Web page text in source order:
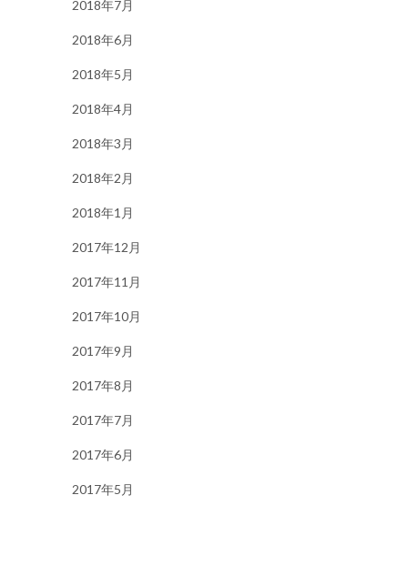
2018年7月
2018年6月
2018年5月
2018年4月
2018年3月
2018年2月
2018年1月
2017年12月
2017年11月
2017年10月
2017年9月
2017年8月
2017年7月
2017年6月
2017年5月